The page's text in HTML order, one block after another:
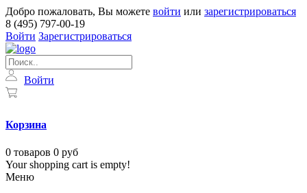
Добро пожаловать, Вы можете войти или зарегистрироваться
8 (495) 797-00-19
Войти Зарегистрироваться
Войти
Корзина
0 товаров 0 руб
Your shopping cart is empty!
Меню